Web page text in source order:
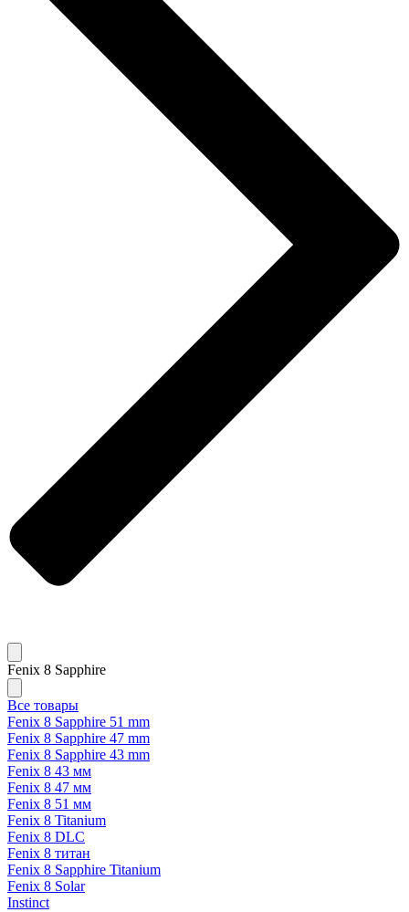
Fenix 8 Sapphire
Все товары
Fenix 8 Sapphire 51 mm
Fenix 8 Sapphire 47 mm
Fenix 8 Sapphire 43 mm
Fenix 8 43 мм
Fenix 8 47 мм
Fenix 8 51 мм
Fenix 8 Titanium
Fenix 8 DLC
Fenix 8 титан
Fenix 8 Sapphire Titanium
Fenix 8 Solar
Instinct